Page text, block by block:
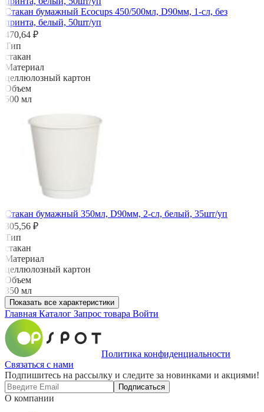
Стакан бумажный Ecocups 450/500мл, D90мм, 1-сл, без
принта, белый, 50шт/уп
470,64 ₽
Тип
стакан
Материал
целлюлозный картон
Объем
500 мл
Стакан бумажный 350мл, D90мм, 2-сл, белый, 35шт/уп
305,56 ₽
Тип
стакан
Материал
целлюлозный картон
Объем
350 мл
Показать все характеристики
Главная Каталог Запрос товара Войти
Политика конфиденциальности
Связаться с нами
Подпишитесь на рассылку и следите за новинками и акциями!
Подписаться
О компании